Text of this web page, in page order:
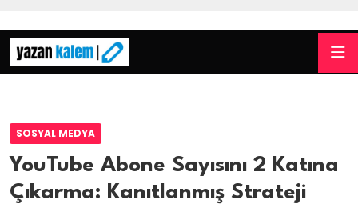
SOSYAL MEDYA
YouTube Abone Sayısını 2 Katına
Çıkarma: Kanıtlanmış Strateji